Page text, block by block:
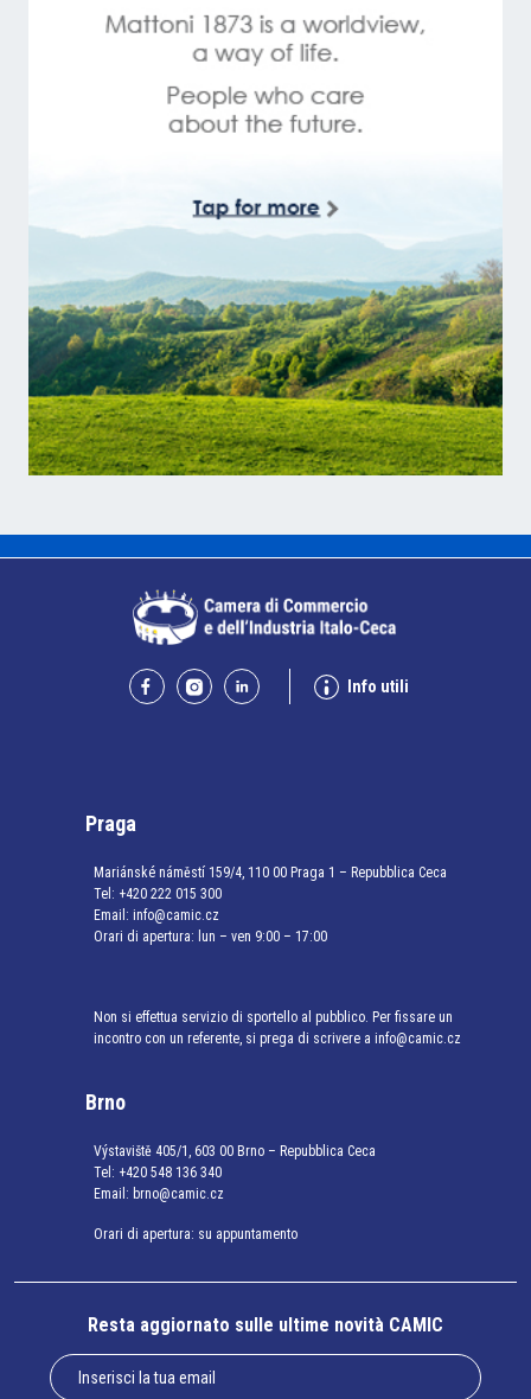
Info utili
Praga
Mariánské náměstí 159/4, 110 00 Praga 1 – Repubblica Ceca
Tel: +420 222 015 300
Email: info@camic.cz
Orari di apertura: lun – ven 9:00 – 17:00
Non si effettua servizio di sportello al pubblico. Per fissare un
incontro con un referente, si prega di scrivere a info@camic.cz
Brno
Výstaviště 405/1, 603 00 Brno – Repubblica Ceca
Tel: +420 548 136 340
Email: brno@camic.cz
Orari di apertura: su appuntamento
Resta aggiornato sulle ultime novità CAMIC